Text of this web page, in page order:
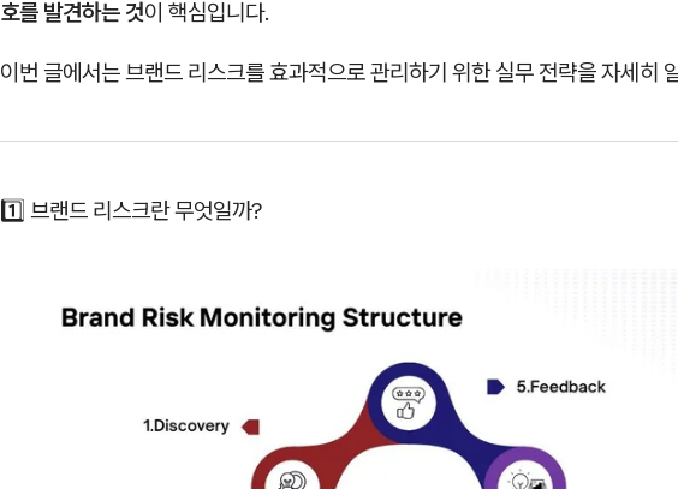
호를 발견하는 것이 핵심입니다.
이번 글에서는 브랜드 리스크를 효과적으로 관리하기 위한 실무 전략을 자세히
1️⃣ 브랜드 리스크란 무엇일까?